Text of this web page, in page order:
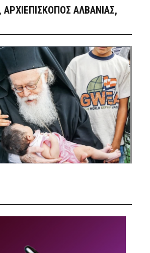
ΑΡΧΙΕΠΊΣΚΟΠΟΣ ΑΛΒΑΝΊΑΣ,